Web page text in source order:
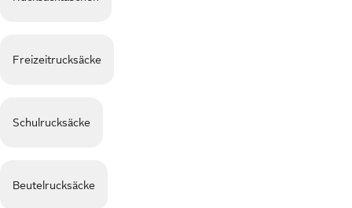
Freizeitrucksäcke
Schulrucksäcke
Beutelrucksäcke